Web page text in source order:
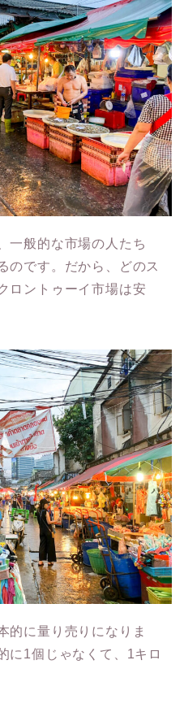
一般的な市場の人たち
のです。だから、どのス
ロントゥーイ市場は安
的に量り売りになりま
に1個じゃなくて、1キロ